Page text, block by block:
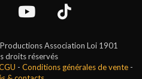
Association Loi 1901
droits réservés
- Conditions générales de vente-